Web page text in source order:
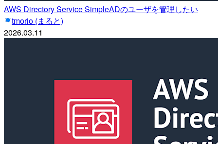
AWS Directory Service SimpleADのユーザを管理したい
tmorio (まると)
2026.03.11